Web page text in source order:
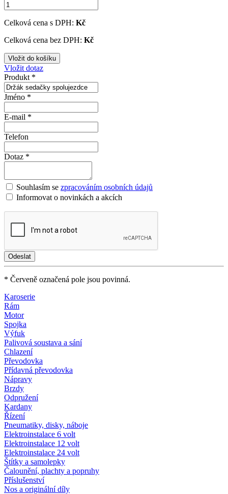
Celková cena s DPH: Kč
Celková cena bez DPH: Kč
Vložit dotaz
Produkt *
Jméno *
E-mail *
Telefon
Dotaz *
Souhlasím se zpracováním osobních údajů
Informovat o novinkách a akcích
* Červeně označená pole jsou povinná.
Karoserie
Rám
Motor
Spojka
Výfuk
Palivová soustava a sání
Chlazení
Převodovka
Přídavná převodovka
Nápravy
Brzdy
Odpružení
Kardany
Řízení
Pneumatiky, disky, náboje
Elektroinstalace 6 volt
Elektroinstalace 12 volt
Elektroinstalace 24 volt
Štítky a samolepky
Čalounění, plachty a popruhy
Příslušenství
Nos a originální díly